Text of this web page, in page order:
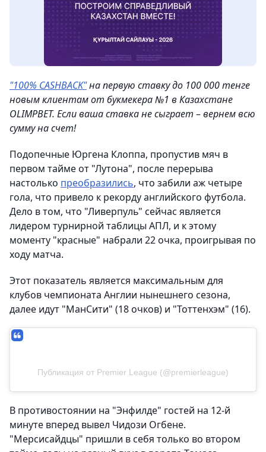
"100% CASHBACK"на первую ставку до 100 000 тенге
новым клиентам от букмекера №1 в Казахстане
OLIMPBET. Если ваша ставка не сыграет –вернем всю
сумму на счeт!
Подопечные Юргена Клоппа, пропустив мяч в
первом тайме от "Лутона", после перерыва
настолько преобразились, что забили аж четыре
гола, что привело к рекорду английского футбола.
Дело в том, что "Ливерпуль" сейчас является
лидером турнирной таблицы АПЛ, и к этому
моменту "красные" набрали 22 очка, проигрывая по
ходу матча.
Этот показатель является максимальным для
клубов чемпионата Англии нынешнего сезона,
далее идут "МанСити" (18 очков) и "Тоттенхэм" (16).
Публикация от Premier League (@premierleague)
В противостоянии на "Энфилде" гостей на 12-й
минуте вперед вывел Чидози Огбене.
"Мерсисайдцы" пришли в себя только во втором